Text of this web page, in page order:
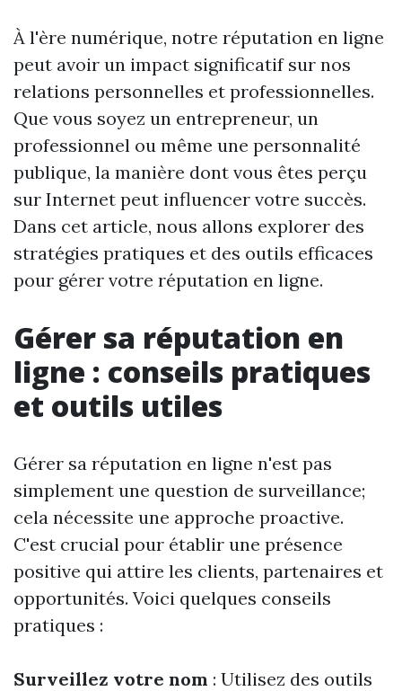
À l'ère numérique, notre réputation en ligne
peut avoir un impact significatif sur nos
relations personnelles et professionnelles.
Que vous soyez un entrepreneur, un
professionnel ou même une personnalité
publique, la manière dont vous êtes perçu
sur Internet peut influencer votre succès.
Dans cet article, nous allons explorer des
stratégies pratiques et des outils efficaces
pour gérer votre réputation en ligne.
Gérer sa réputation en
ligne : conseils pratiques
et outils utiles
Gérer sa réputation en ligne n'est pas
simplement une question de surveillance;
cela nécessite une approche proactive.
C'est crucial pour établir une présence
positive qui attire les clients, partenaires et
opportunités. Voici quelques conseils
pratiques :
Surveillez votre nom : Utilisez des outils